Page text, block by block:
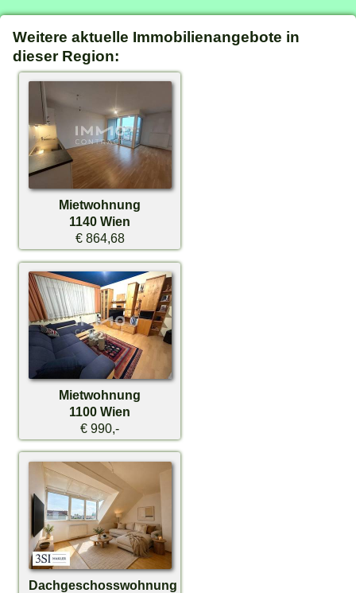
Weitere aktuelle Immobilienangebote in
dieser Region:
Mietwohnung
1140 Wien
€ 864,68
Mietwohnung
1100 Wien
€ 990,-
Dachgeschosswohnung